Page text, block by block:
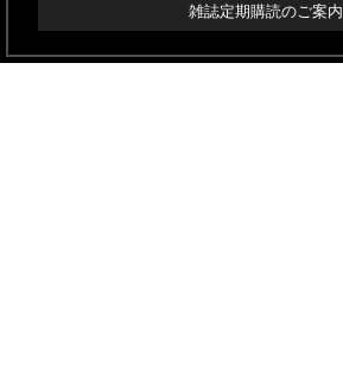
雑誌定期購読のご案内